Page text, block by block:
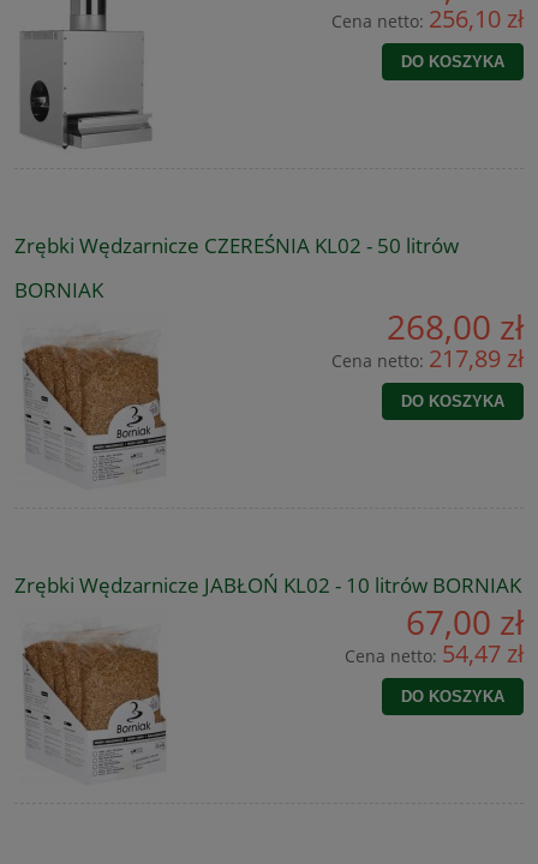
Cena netto: 256,10 zł
DO KOSZYKA
Zrębki Wędzarnicze CZEREŚNIA KL02 - 50 litrów
BORNIAK
268,00 zł
Cena netto: 217,89 zł
DO KOSZYKA
Zrębki Wędzarnicze JABŁOŃ KL02 - 10 litrów BORNIAK
67,00 zł
Cena netto: 54,47 zł
DO KOSZYKA